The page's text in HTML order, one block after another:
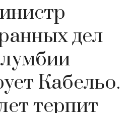
дел
Кабельо.
терпит